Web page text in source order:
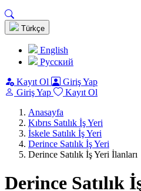
Türkçe
English
Pусский
Kayıt Ol
Giriş Yap
Giriş Yap
Kayıt Ol
Anasayfa
Kıbrıs Satılık İş Yeri
İskele Satılık İş Yeri
Derince Satılık İş Yeri
Derince Satılık İş Yeri İlanları
Derince Satılık